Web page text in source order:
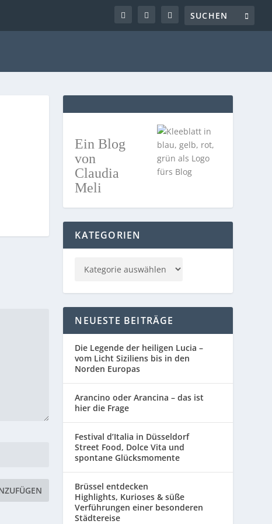
Ein Blog
von
Claudia
Meli
KATEGORIEN
NEUESTE BEITRÄGE
Die Legende der heiligen Lucia –
vom Licht Siziliens bis in den
Norden Europas
Arancino oder Arancina – das ist
hier die Frage
Festival d’Italia in Düsseldorf
Street Food, Dolce Vita und
spontane Glücksmomente
Brüssel entdecken
Highlights, Kurioses & süße
Verführungen einer besonderen
Städtereise